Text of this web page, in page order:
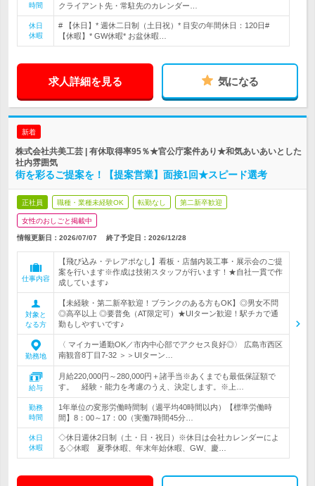
時間
クライアント先・常駐先のカレンダー…
休日
休暇
# 【休日】* 週休二日制（土日祝）* 目安の年間休日：120日#
【休暇】* GW休暇* お盆休暇…
求人詳細を見る 気になる
新着
株式会社共美工芸 | 有休取得率95％★官公庁案件あり★和気あいあいとした
社内雰囲気
街を彩るご提案を！【提案営業】面接1回★スピード選考
正社員 職種・業種未経験OK 転勤なし 第二新卒歓迎
女性のおしごと掲載中
情報更新日：2026/07/07 終了予定日： 2026/12/28
仕事内容
【飛び込み・テレアポなし】看板・店舗内装工事・展示会のご提
案を行います※作成は技術スタッフが行います！★自社一貫で作
成しています♪
対象と
なる方
【未経験・第二新卒歓迎！ブランクのある方もOK】◎男女不問
◎高卒以上 ◎要普免（AT限定可）★UIターン歓迎！駅チカで通
勤もしやすいです♪
勤務地
〈 マイカー通勤OK／市内中心部でアクセス良好◎〉 広島市西区
南観音8丁目7-32 ＞＞UIターン…
給与
月給220,000円～280,000円＋諸手当※あくまでも最低保証額で
す。 経験・能力を考慮のうえ、決定します。※上…
勤務
時間
1年単位の変形労働時間制（週平均40時間以内）【標準労働時
間】8：00～17：00（実働7時間45分…
休日
休暇
◇休日週休2日制（土・日・祝日）※休日は会社カレンダーによ
る◇休暇 夏季休暇、年末年始休暇、GW、慶…